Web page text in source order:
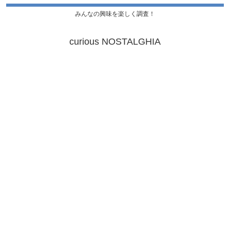
みんなの興味を楽しく調査！
curious NOSTALGHIA